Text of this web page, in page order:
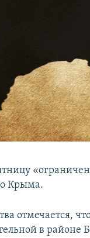
Крыма.
отмечается,
в районе